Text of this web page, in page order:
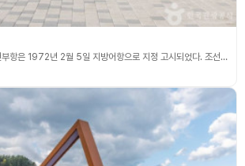
울릉도 북동쪽에 위치한 천부항은 1972년 2월 5일 지방어항으로 지정 고시되었다. 조선시대 왜인들이 이곳에서 배를 만들고 울릉도의 나무들을 도벌하여 운반하였던 곳이어서 왜 선창이라고 불렸으며, 옛날부터 선창이 있었던 곳이라 예선창이라고도 불렸다. 한때는 울릉도 오징어잡이 배들의 중심 어항이었으나 현재는 많이 쇠락하였다. 천부항은 북서풍이 부는 겨울철 어선의 대피항으로 활용되고 있으며, 소규모 항구로 유동어선은 많지 않다. 주변 관광지로 나리분지, 삼선